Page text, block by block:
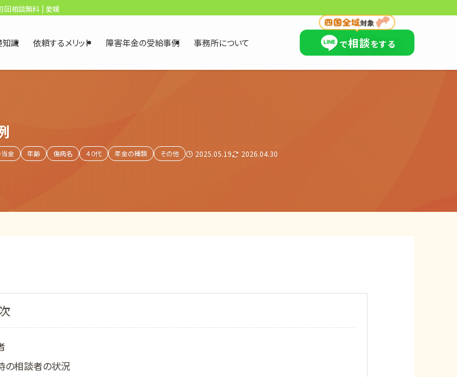
×
相談無料 | 愛媛・松山障害年金相談センター
知識 依頼するメリット 障害年金の受給事例 事務所について で相談をする
金 年齢 傷病名 ４０代 年金の種類 その他 2025.05.19 2026.04.30
の相談者の状況